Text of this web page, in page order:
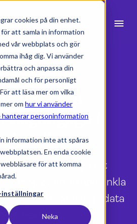
cookies på din enhet.
att samla in information
vår webbplats och gör
ihåg dig. Vi använder
och anpassa din
och för personligt
att läsa mer om vilka
om hur vi använder
hanterar personinformation
information inte att spåras
En enda cookie
för att komma
inställningar
Neka
menu
| Funktioner
alla
tillgängliga i
är mycket
möjligt att skapa enkla
som samlar all data
projekt.